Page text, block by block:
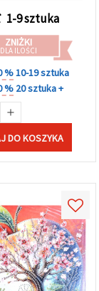
1-9 sztuka
ZNIŻKI
DLA ILOŚCI
%10-19 sztuka
% 20 sztuka +
DO KOSZYKA